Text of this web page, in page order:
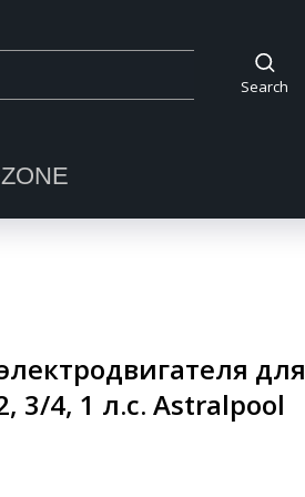
Search
для
3/4, 1 л.с. Astralpool